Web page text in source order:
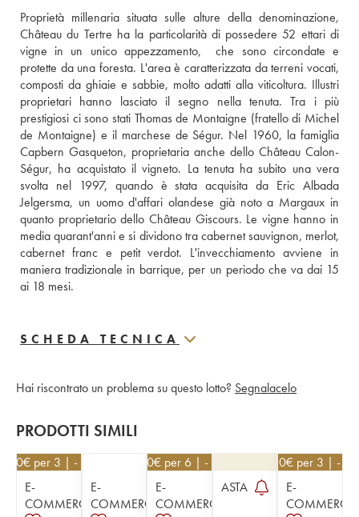
Proprietà millenaria situata sulle alture della denominazione,
Château du Tertre ha la particolarità di possedere 52 ettari di
vigne in un unico appezzamento,  che sono circondate e
protette da una foresta. L'area è caratterizzata da terreni vocati,
composti da ghiaie e sabbie, molto adatti alla viticoltura. Illustri
proprietari hanno lasciato il segno nella tenuta. Tra i più
prestigiosi ci sono stati Thomas de Montaigne (fratello di Michel
de Montaigne) e il marchese de Ségur. Nel 1960, la famiglia
Capbern Gasqueton, proprietaria anche dello Château Calon-
Ségur, ha acquistato il vigneto. La tenuta ha subito una vera
svolta nel 1997, quando è stata acquisita da Eric Albada
Jelgersma, un uomo d'affari olandese già noto a Margaux in
quanto proprietario dello Château Giscours. Le vigne hanno in
media quarant'anni e si dividono tra cabernet sauvignon, merlot,
cabernet franc e petit verdot. L'invecchiamento avviene in
maniera tradizionale in barrique, per un periodo che va dai 15
ai 18 mesi.
SCHEDA TECNICA
Hai riscontrato un problema su questo lotto? Segnalacelo
PRODOTTI SIMILI
€ per 3 | - 10%
E-
COMMERCE
E-
COMMERCE
21,60€ per 6 | - 10%
E-
COMMERCE
ASTA
49,50€ per 3 | -
E-
COMMERCE